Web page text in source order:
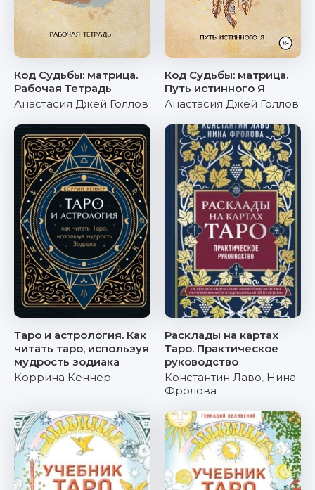
Код Судьбы: матрица.
Рабочая Тетрадь
Анастасия Джей Голлов
Код Судьбы: матрица.
Путь истинного Я
Анастасия Джей Голлов
Таро и астрология. Как
читать таро, используя
мудрость зодиака
Коррина Кеннер
Расклады на картах
Таро. Практическое
руководство
Константин Лаво, Нина
Фролова